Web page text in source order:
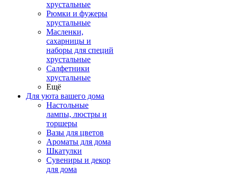
хрустальные
Рюмки и фужеры
хрустальные
Масленки,
сахарницы и
наборы для специй
хрустальные
Салфетники
хрустальные
Ещё
Для уюта вашего дома
Настольные
лампы, люстры и
торшеры
Вазы для цветов
Ароматы для дома
Шкатулки
Сувениры и декор
для дома